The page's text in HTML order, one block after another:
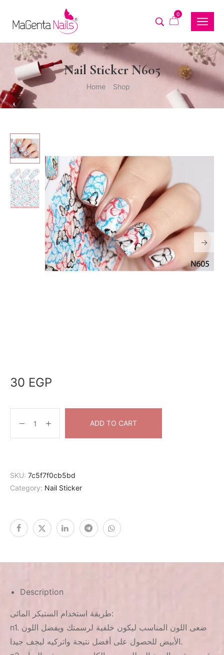
0
Nail Sticker N605
Home Shop
30 EGP
ADD TO CART
SKU: 7c5f7f0cb5bd
Category: Nail Sticker
Description
طريقة استخدام الستيكر المائى:
n1. ضعى اللون المناسب ليكون خلفية لرسمتك ويفضل اللون
الأبيض للحصول على أفضل نتيجة واتركيه ليجف جيدا.